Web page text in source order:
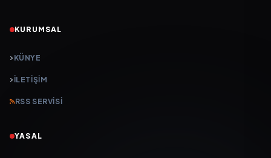
KURUMSAL
KÜNYE
İLETIŞIM
RSS SERVISI
YASAL